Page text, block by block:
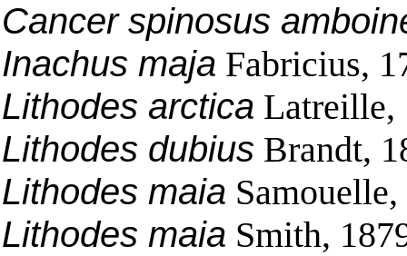
Cancer spinosus
Inachus maja Fabricius,
Lithodes arctica Latreille,
Lithodes dubius Brandt,
Lithodes maia
Lithodes maia Smith,